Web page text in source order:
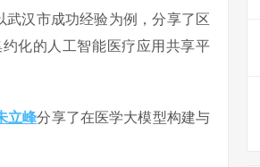
武汉市成功经验为例，分享了区
化的人工智能医疗应用共享平
立峰分享了在医学大模型构建与